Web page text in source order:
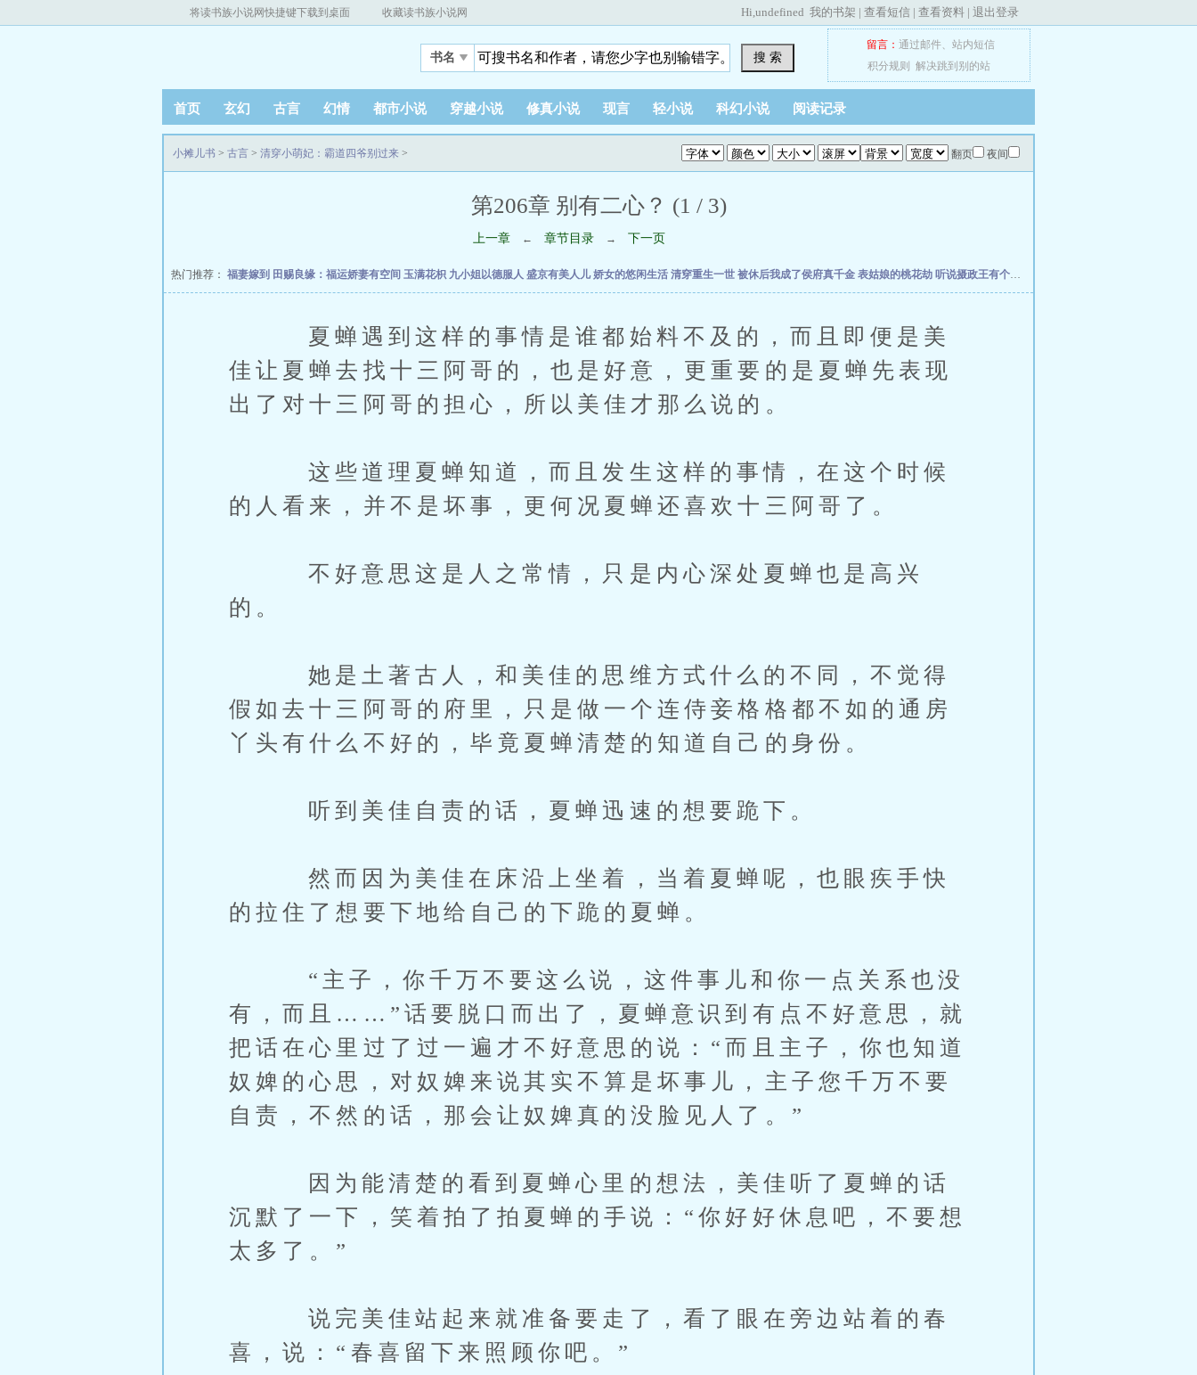
将读书族小说网快捷键下载到桌面 收藏读书族小说网 Hi,undefined 我的书架 | 查看短信 | 查看资料 | 退出登录
书名 搜 索
留言： 通过邮件、 站内短信
积分规则
解决跳到别的站
首页 玄幻 古言 幻情 都市小说 穿越小说 修真小说 现言 轻小说 科幻小说 阅读记录
翻页 夜间
小摊儿书 > 古言 > 清穿小萌妃：霸道四爷别过来 >
第206章 别有二心？ (1 / 3)
上一章 ← 章节目录 → 下一页
热门推荐： 福妻嫁到 田赐良缘：福运娇妻有空间 玉满花枳 九小姐以德服人 盛京有美人儿娇女的悠闲生活 清穿重生一世 被休后我成了侯府真千金 表姑娘的桃花劫 听说摄政王有个秘密
夏蝉遇到这样的事情是谁都始料不及的，而且即便是美
佳让夏蝉去找十三阿哥的，也是好意，更重要的是夏蝉先表现
出了对十三阿哥的担心，所以美佳才那么说的。
这些道理夏蝉知道，而且发生这样的事情，在这个时候
的人看来，并不是坏事，更何况夏蝉还喜欢十三阿哥了。
不好意思这是人之常情，只是内心深处夏蝉也是高兴
的。
她是土著古人，和美佳的思维方式什么的不同，不觉得
假如去十三阿哥的府里，只是做一个连侍妾格格都不如的通房
丫头有什么不好的，毕竟夏蝉清楚的知道自己的身份。
听到美佳自责的话，夏蝉迅速的想要跪下。
然而因为美佳在床沿上坐着，当着夏蝉呢，也眼疾手快
的拉住了想要下地给自己的下跪的夏蝉。
“主子，你千万不要这么说，这件事儿和你一点关系也没
有，而且……”话要脱口而出了，夏蝉意识到有点不好意思，就
把话在心里过了过一遍才不好意思的说：“而且主子，你也知道
奴婢的心思，对奴婢来说其实不算是坏事儿，主子您千万不要
自责，不然的话，那会让奴婢真的没脸见人了。”
因为能清楚的看到夏蝉心里的想法，美佳听了夏蝉的话
沉默了一下，笑着拍了拍夏蝉的手说：“你好好休息吧，不要想
太多了。”
说完美佳站起来就准备要走了，看了眼在旁边站着的春
喜，说：“春喜留下来照顾你吧。”